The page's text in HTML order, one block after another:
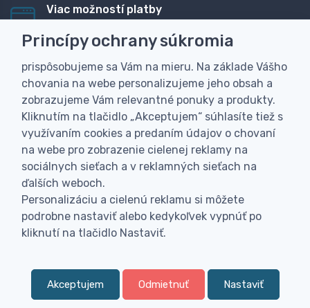
Viac možností platby
dobierku
Personalizácia
Vyrobíme Vám vlastný originálny darček
Skúsenosť
Široký sortiment, z ktorého Vám pomôžeme vybrať
0
Princípy ochrany súkromia
prispôsobujeme sa Vám na mieru. Na základe Vášho
chovania na webe personalizujeme jeho obsah a
zobrazujeme Vám relevantné ponuky a produkty.
Kliknutím na tlačidlo „Akceptujem“ súhlasíte tiež s
využívaním cookies a predaním údajov o chovaní
na webe pro zobrazenie cielenej reklamy na
sociálnych sieťach a v reklamných sieťach na
ďalších weboch.
Personalizáciu a cielenú reklamu si môžete
podrobne nastaviť alebo kedykoľvek vypnúť po
kliknutí na tlačidlo Nastaviť.
Akceptujem Odmietnuť Nastaviť